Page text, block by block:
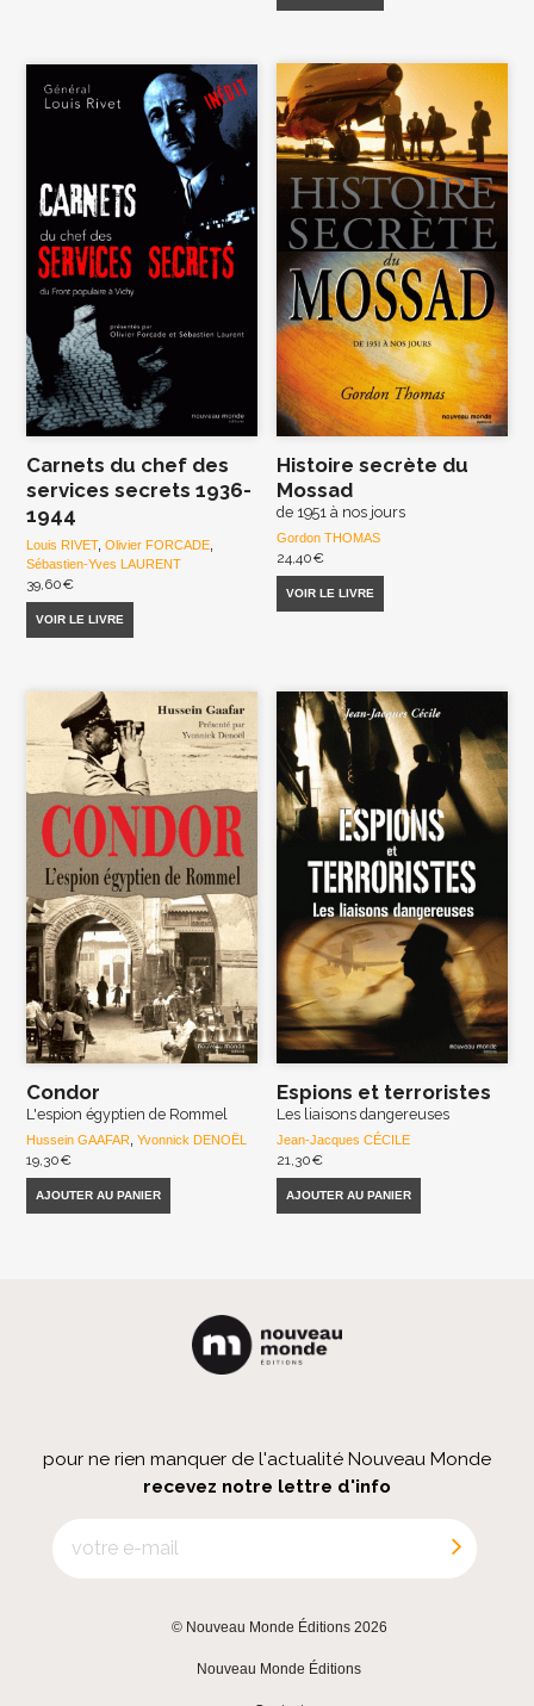
Carnets du chef des
services secrets 1936-
1944
Louis RIVET,Olivier FORCADE
Sébastien-Yves LAURENT
39,60€
VOIR LE LIVRE
Histoire secrète du
Mossad
de 1951 à nos jours
Gordon THOMAS
24,40€
VOIR LE LIVRE
Condor
L'espion égyptien de Rommel
Hussein GAAFAR ,Yvonnick DENOËL
19,30€
AJOUTER AU PANIER
Espions et terroristes
Les liaisons dangereuses
Jean-Jacques CÉCILE
21,30€
AJOUTER AU PANIER
pour ne rien manquer de l'actualité Nouveau Monde
recevez notre lettre d'info
© Nouveau Monde Éditions 2026
Nouveau Monde Éditions